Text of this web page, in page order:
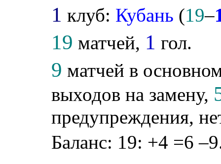
1 клуб: Кубань (19–
19 матчей, 1 гол.
9 матчей в
выходов на замену,
предупреждения,
Баланс: 19: +4 =6